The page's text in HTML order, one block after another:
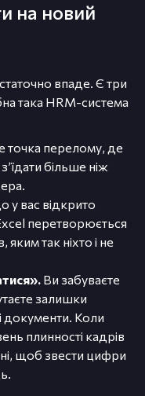
на новий
впаде. Є три
така HRM-система
точка перелому, де
більше ніж
у вас відкрито
перетворюється
так ніхто і не
Ви забуваєте
залишки
документи. Коли
плинності кадрів
щоб звести цифри